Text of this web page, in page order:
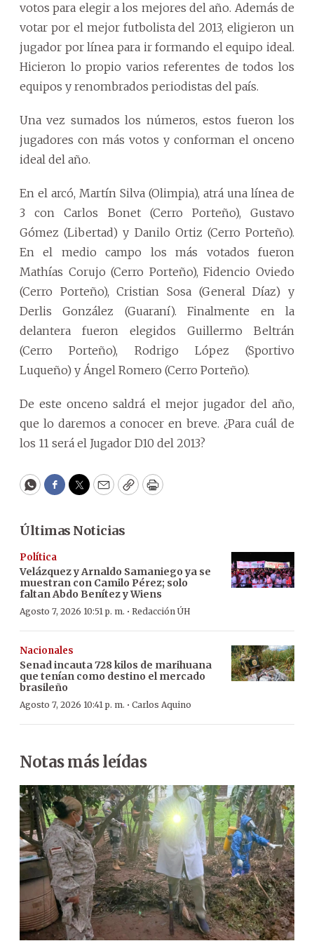
votos para elegir a los mejores del año. Además de
votar por el mejor futbolista del 2013, eligieron un
jugador por línea para ir formando el equipo ideal.
Hicieron lo propio varios referentes de todos los
equipos y renombrados periodistas del país.
Una vez sumados los números, estos fueron los
jugadores con más votos y conforman el onceno
ideal del año.
En el arcó, Martín Silva (Olimpia), atrá una línea de
3 con Carlos Bonet (Cerro Porteño), Gustavo
Gómez (Libertad) y Danilo Ortiz (Cerro Porteño).
En el medio campo los más votados fueron
Mathías Corujo (Cerro Porteño), Fidencio Oviedo
(Cerro Porteño), Cristian Sosa (General Díaz) y
Derlis González (Guaraní). Finalmente en la
delantera fueron elegidos Guillermo Beltrán
(Cerro Porteño), Rodrigo López (Sportivo
Luqueño) y Ángel Romero (Cerro Porteño).
De este onceno saldrá el mejor jugador del año,
que lo daremos a conocer en breve. ¿Para cuál de
los 11 será el Jugador D10 del 2013?
WhatsApp
Facebook
Twitter
EmailCopyPrint
Últimas Noticias
Política
Velázquez y Arnaldo Samaniego ya se
muestran con Camilo Pérez; solo
faltan Abdo Benítez y Wiens
Agosto 7, 2026 10:51 p. m. · Redacción ÚH
Nacionales
Senad incauta 728 kilos de marihuana
que tenían como destino el mercado
brasileño
Agosto 7, 2026 10:41 p. m. · Carlos Aquino
Notas más leídas